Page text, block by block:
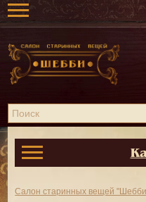
Салон старинных вещей